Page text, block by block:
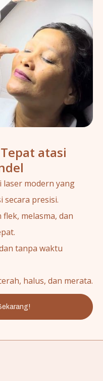
Tepat atasi
modern yang
secara presisi.
melasma, dan
tanpa waktu
halus, dan merata.